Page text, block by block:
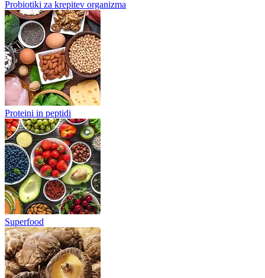
Probiotiki za krepitev organizma
Proteini in peptidi
Superfood